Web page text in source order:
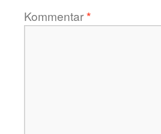
Kommentar*